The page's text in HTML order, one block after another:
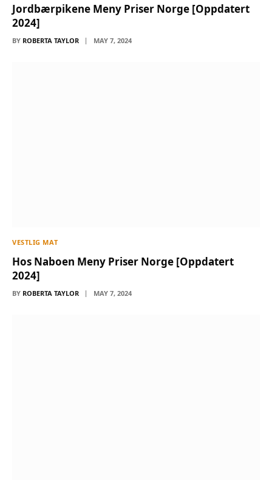
Jordbærpikene Meny Priser Norge [Oppdatert
2024]
BY ROBERTA TAYLOR MAY 7, 2024
VESTLIG MAT
Hos Naboen Meny Priser Norge [Oppdatert
2024]
BY ROBERTA TAYLOR MAY 7, 2024